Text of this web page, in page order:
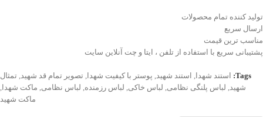
تولید کننده تمام محصولات
ارسال سریع
مناسب ترین قیمت
پشتیبانی سریع با استفاده از تلفن ، ایتا و چت آنلاین سایت
Tags: استند شهدا , استند شهید, پوستر با کیفیت شهدا , تصویر تمام قد شهید, تمثال
شهید, لباس پلنگی نظامی, لباس خاکی, لباس رزمنده, لباس نظامی, ماکت شهدا ,
ماکت شهید